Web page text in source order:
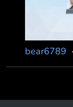
-- https://
嗚哇哇
bear6789 ·